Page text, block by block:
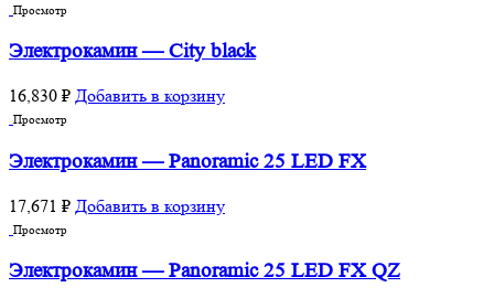
Просмотр
Электрокамин — City black
16,830 ₽ Добавить в корзину
Просмотр
Электрокамин — Panoramic 25 LED FX
17,671 ₽ Добавить в корзину
Просмотр
Электрокамин — Panoramic 25 LED FX QZ